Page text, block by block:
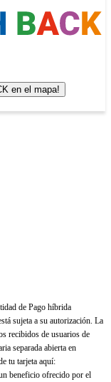
en el mapa!
de Pago híbrida
sujeta a su autorización. La
recibidos de usuarios de
separada abierta en
tu tarjeta aquí:
beneficio ofrecido por el